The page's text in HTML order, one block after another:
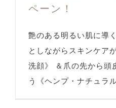
ペーン！
艶のある明るい肌に導
としながらスキンケア
洗顔》 ＆爪の先から頭
う《ヘンプ・ナチュラ